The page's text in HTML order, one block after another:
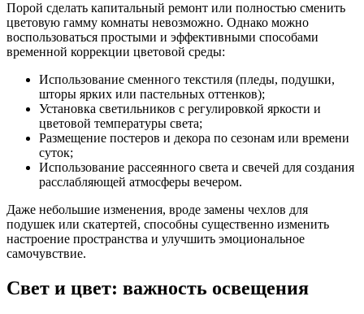
Порой сделать капитальный ремонт или полностью сменить
цветовую гамму комнаты невозможно. Однако можно
воспользоваться простыми и эффективными способами
временной коррекции цветовой среды:
Использование сменного текстиля (пледы, подушки,
шторы ярких или пастельных оттенков);
Установка светильников с регулировкой яркости и
цветовой температуры света;
Размещение постеров и декора по сезонам или времени
суток;
Использование рассеянного света и свечей для создания
расслабляющей атмосферы вечером.
Даже небольшие изменения, вроде замены чехлов для
подушек или скатертей, способны существенно изменить
настроение пространства и улучшить эмоциональное
самочувствие.
Свет и цвет: важность освещения